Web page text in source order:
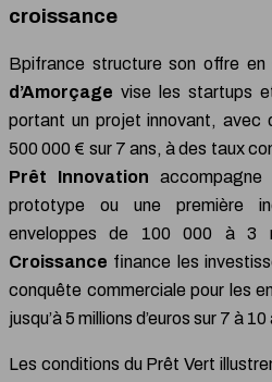
croissance
Bpifrance structure son offre en
d’Amorçage vise les startups
portant un projet innovant, avec
500 000 € sur 7 ans, à des taux
Prêt Innovation
prototype ou une première
enveloppes de 100 000 à 3
Croissance finance les
conquête commerciale pour les
jusqu’à 5 millions d’euros sur 7 à 10
Les conditions du Prêt Vert